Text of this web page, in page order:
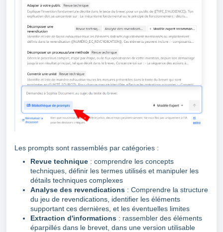
Les prompts sont rassemblés par catégories :
Revue technique : comprendre les concepts
techniques, définir les termes utilisés et manipuler les
détails techniques complexes
Analyse des revendications : Comprendre la structure
du jeu de revendications, identifier les éléments
supportant ces dernières, et les éventuelles limites
Extraction d'informations : rassembler des éléments
éparpillés dans le brevet, dans une version utilisable